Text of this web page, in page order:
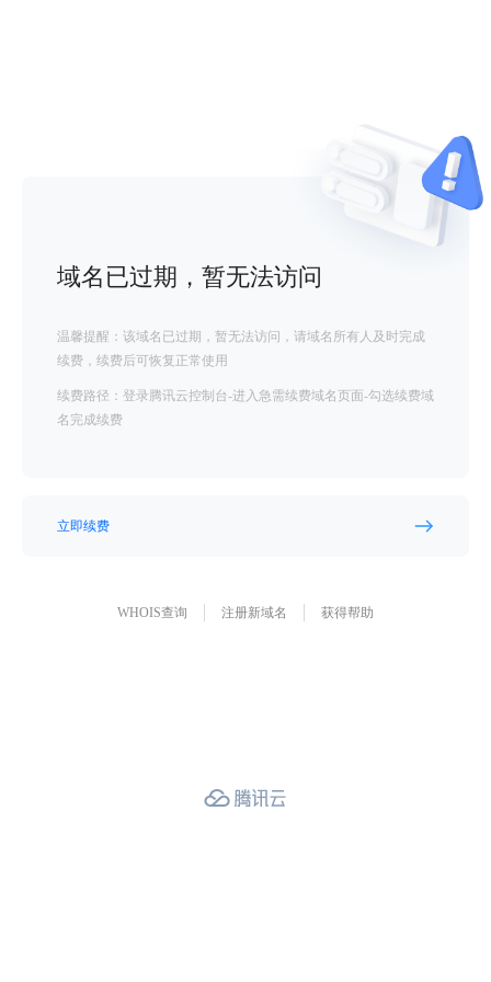
域名已过期，暂无法访问
温馨提醒：该域名已过期，暂无法访问，请域名所有人及时完成
续费，续费后可恢复正常使用
续费路径：登录腾讯云控制台-进入急需续费域名页面-勾选续费域
名完成续费
立即续费
WHOIS查询 注册新域名 获得帮助